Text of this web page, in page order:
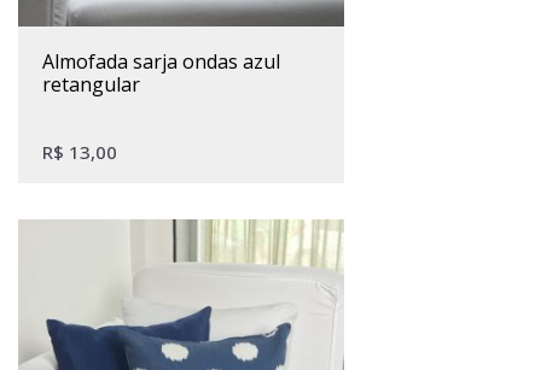
almofada sarja ondas azul
retangular
R$ 13,00